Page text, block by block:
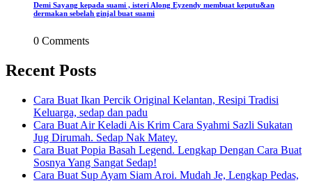
Demi Sayang kepada suami , isteri Along Eyzendy membuat keputu&an
dermakan sebelah ginjal buat suami
0 Comments
Recent Posts
Cara Buat Ikan Percik Original Kelantan, Resipi Tradisi
Keluarga, sedap dan padu
Cara Buat Air Keladi Ais Krim Cara Syahmi Sazli Sukatan
Jug Dirumah. Sedap Nak Matey.
Cara Buat Popia Basah Legend. Lengkap Dengan Cara Buat
Sosnya Yang Sangat Sedap!
Cara Buat Sup Ayam Siam Aroi. Mudah Je, Lengkap Pedas,